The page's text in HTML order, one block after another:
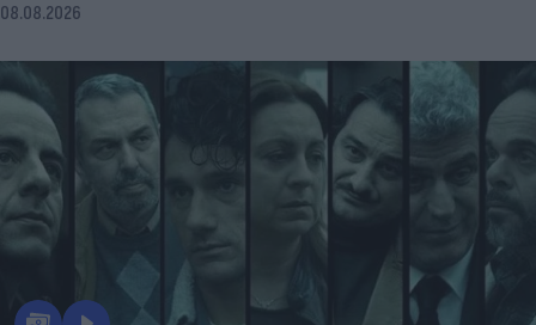
08.08.2026